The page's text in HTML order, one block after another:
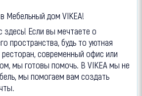
Мебельный дом VIKEА!
Если вы мечтаете о
пространства, будь то уютная
ресторан, современный офис или
мы готовы помочь. В VIKEА мы не
мы помогаем вам создать